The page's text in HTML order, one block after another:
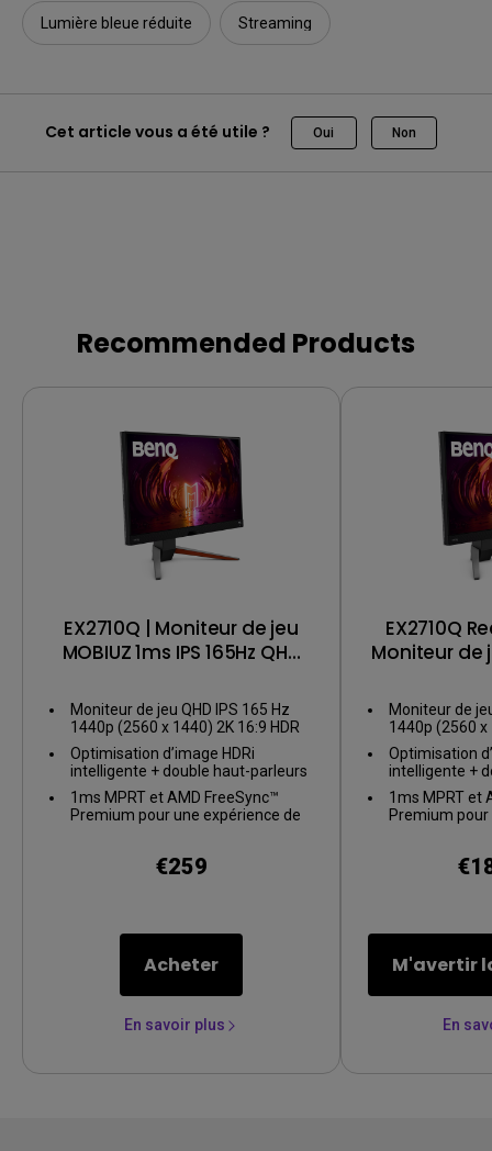
Lumière bleue réduite Streaming
Cet article vous a été utile ? Oui Non
Recommended Products
EX2710Q | Moniteur de jeu
MOBIUZ 1ms IPS 165Hz QHD
Moniteur de jeu QHD IPS 165 Hz
1440p (2560 x 1440) 2K 16:9 HDR
27 po
Optimisation d’image HDRi
intelligente + double haut-parleurs
woofer 2 W+5 W
1ms MPRT et AMD FreeSync™
Premium pour une expérience de
€259
Acheter
En savoir plus
EX2710Q
Moniteur de
Moniteur de
1440p (2560 x
27 po
Optimisation
intelligente +
woofer 2 W+5
1ms MPRT et
Premium pour
En